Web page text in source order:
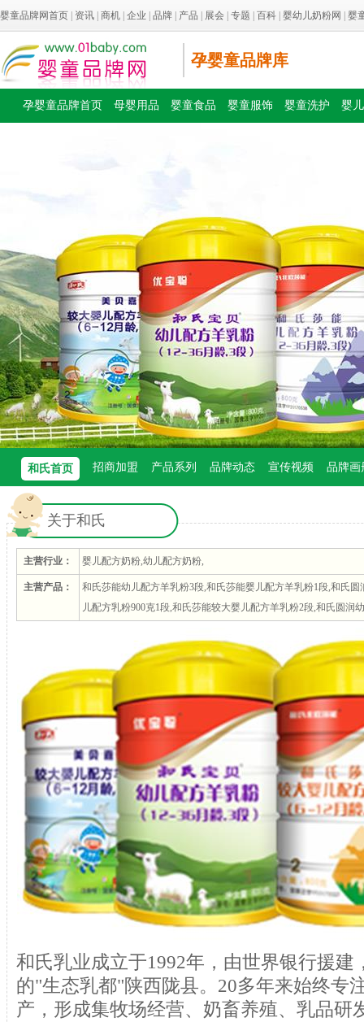
婴童品牌网首页 资讯 商机 企业 品牌 产品 展会 专题 百科 婴幼儿奶粉网 婴
孕婴童品牌库
孕婴童品牌首页 母婴用品 婴童食品 婴童服饰 婴童洗护 婴
和氏首页 招商加盟 产品系列 品牌动态 宣传视频 品牌画
关于和氏
主营行业： 婴儿配方奶粉,幼儿配方奶粉,
主营产品：
和氏莎能幼儿配方羊乳粉3段,和氏莎能婴儿配方羊乳粉1段,和氏
儿配方乳粉900克1段,和氏莎能较大婴儿配方羊乳粉2段,和氏圆润
和氏乳业成立于1992年，由世界银行援建
的"生态乳都"陕西陇县。20多年来始终专
产，形成集牧场经营、奶畜养殖、乳品研